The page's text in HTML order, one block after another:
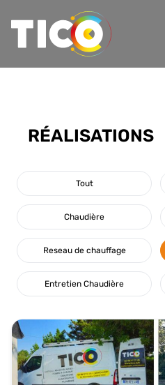
RÉALISATIONS
Tout
Chaudière
Reseau de chauffage
Entretien Chaudière